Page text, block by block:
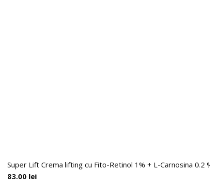
Super Lift Crema lifting cu Fito-Retinol 1% + L-Carnosina 0.2
83.00 lei